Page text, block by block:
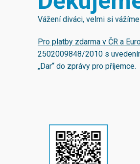
Vážení diváci, velmi si
Pro platby zdarma v ČR a
2502009848/2010 s
„Dar“ do zprávy pro příjemce.